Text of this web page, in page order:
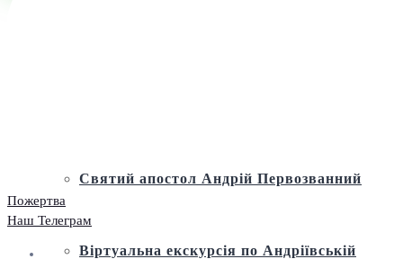
Святий апостол Андрій Первозванний
Віртуальна екскурсія по Андріївській
Пожертва
Наш Телеграм